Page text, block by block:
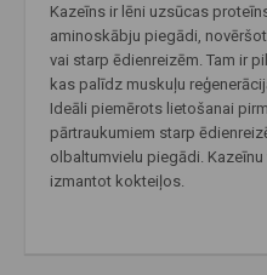
Kazeīns ir lēni uzsūcas
aminoskābju piegādi,
vai starp ēdienreizēm. Tam ir
kas palīdz muskuļu
Ideāli piemērots lietošanai
pārtraukumiem starp
olbaltumvielu piegādi.
izmantot kokteiļos.